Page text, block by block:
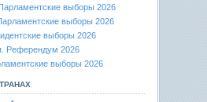
выборы 2026
выборы 2026
выборы 2026
Референдум 2026
выборы 2026